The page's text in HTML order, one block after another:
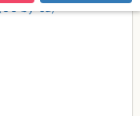
by-sa)